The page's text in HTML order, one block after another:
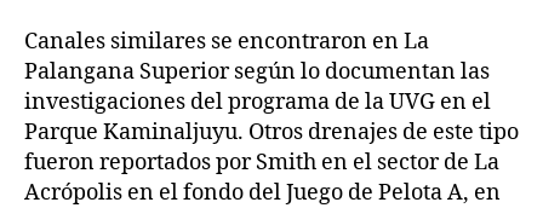
Canales similares se encontraron en La
Palangana Superior según lo documentan las
investigaciones del programa de la UVG en el
Parque Kaminaljuyu. Otros drenajes de este tipo
fueron reportados por Smith en el sector de La
Acrópolis en el fondo del Juego de Pelota A, en